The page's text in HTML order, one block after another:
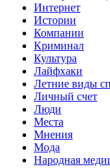
Интернет
Истории
Компании
Криминал
Культура
Лайфхаки
Летние виды
Личный счет
Люди
Места
Мнения
Мода
Народная